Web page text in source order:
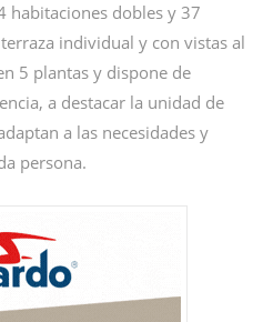
habitaciones dobles y 37
individual y con vistas al
5 plantas y dispone de
a destacar la unidad de
a las necesidades y
persona.